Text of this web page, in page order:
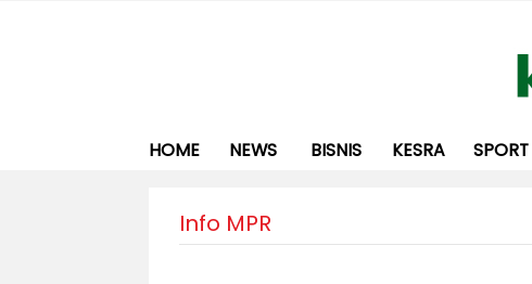
HOME NEWS BISNIS KESRA SPORT
Info MPR